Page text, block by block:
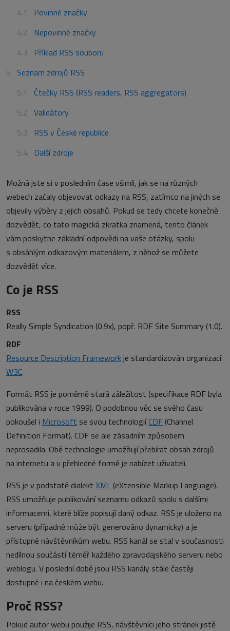
Povinné značky
Nepovinné značky
Příklad RSS souboru
Seznam zdrojů RSS
Čtečky RSS (RSS readers, RSS aggregators)
Validátory
RSS v České republice
Další zdroje
Možná jste si v posledním čase všimli, jak se na různých
webech začaly objevovat odkazy na RSS, zatímco na jiných se
objevily výběry z jejich obsahů. Pokud se tedy chcete konečně
dozvědět, co tato magická zkratka znamená, tento článek
vám poskytne základní odpovědi na vaše otázky, spolu
s obsáhlým odkazovým materiálem, z něhož se můžete
dozvědět více.
Co je RSS
RSS
Really Simple Syndication (0.9x), popř. RDF Site Summary (1.0).
RDF
Resource Description Frameworkje standardizován organizací
W3C.
Formát RSS je poměrně stará záležitost (specifikace RDF byla
publikována v roce 1999). O podobnou věc se svého času
pokoušel i Microsoft se svou technologiíCDF (Channel
Definition Format). CDF se ale zásadním způsobem
neprosadila. Obě technologie umožňují přebírat obsah zdrojů
na internetu a v přehledné formě je nabízet uživateli.
RSS je v podstatě dialekt XML (eXtensible Markup Language).
RSS umožňuje publikování seznamu odkazů spolu s dalšími
informacemi, které blíže popisují daný odkaz. RSS je uloženo na
serveru (případně může být generováno dynamicky) a je
přístupné návštěvníkům webu. RSS kanál se stal v současnosti
nedílnou součástí téměř každého zpravodajského serveru nebo
weblogu. V poslední době jsou RSS kanály stále častěji
dostupné i na českém webu.
Proč RSS?
Pokud autor webu použije RSS, návštěvníci jeho stránek jistě